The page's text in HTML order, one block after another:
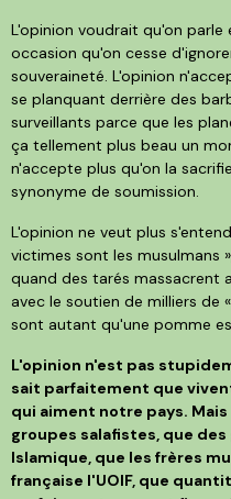
L'opinion voudrait qu'on parle
occasion qu'on cesse
souveraineté. L'opinion
se planquant derrière des
surveillants parce que les
ça tellement plus beau un
n'accepte plus qu'on la
synonyme de soumission.
L'opinion ne veut plus
victimes sont les musulmans
quand des tarés massacrent
avec le soutien de milliers de
sont autant qu'une pomme
L'opinion n'est pas
sait parfaitement que
qui aiment notre pays.
groupes salafistes, que
Islamique, que les frères
française l'UOIF, que